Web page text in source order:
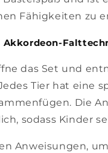
Fähigkeiten zu
das Set und
Tier hat eine
Die
sodass Kinder
Anweisungen,